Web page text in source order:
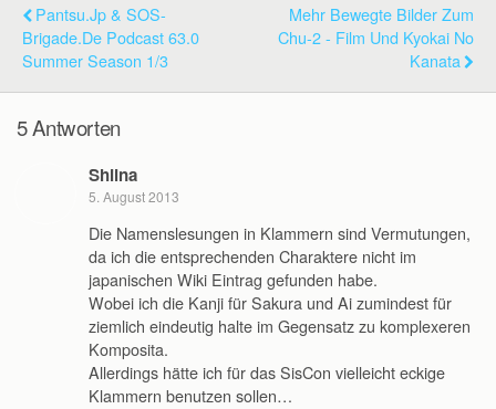
Pantsu.jp & SOS-
Brigade.de Podcast 63.0
Summer Season 1/3
Mehr Bewegte Bilder Zum
Chu-2 - Film Und Kyokai No
Kanata
5 Antworten
Shiina
5. August 2013
Die Namenslesungen in Klammern sind Vermutungen,
da ich die entsprechenden Charaktere nicht im
japanischen Wiki Eintrag gefunden habe.
Wobei ich die Kanji für Sakura und Ai zumindest für
ziemlich eindeutig halte im Gegensatz zu komplexeren
Komposita.
Allerdings hätte ich für das SisCon vielleicht eckige
Klammern benutzen sollen…